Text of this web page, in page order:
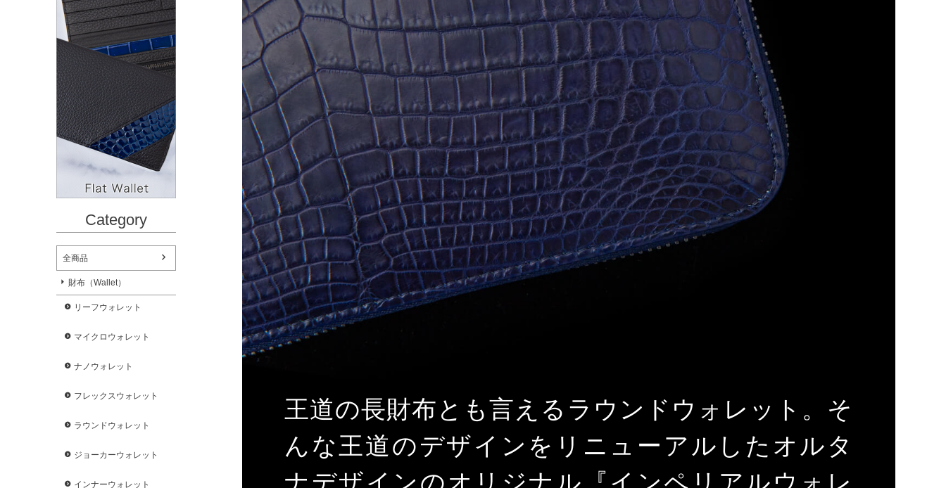
Category
全商品
財布（Wallet）
リーフウォレット
マイクロウォレット
ナノウォレット
フレックスウォレット
ラウンドウォレット
ジョーカーウォレット
インナーウォレット
王道の長財布とも言えるラウンドウォレット。そ
んな王道のデザインをリニューアルしたオルタ
ナデザインのオリジナル『インペリアルウォレ